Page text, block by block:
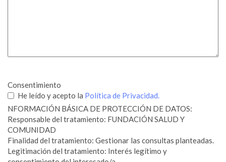
Consentimiento
He leído y acepto la Política de Privacidad.
NFORMACIÓN BÁSICA DE PROTECCIÓN DE DATOS:
Responsable del tratamiento: FUNDACIÓN SALUD Y
COMUNIDAD
Finalidad del tratamiento: Gestionar las consultas planteadas.
Legitimación del tratamiento: Interés legítimo y